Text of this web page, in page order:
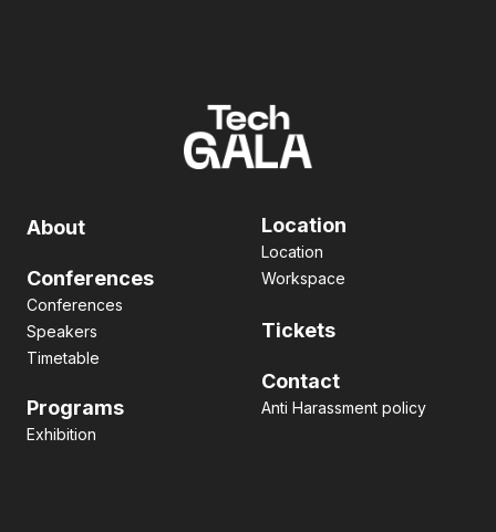
About
Conferences
Conferences
Speakers
Timetable
Programs
Exhibition
Location
Location
Workspace
Tickets
Contact
Anti Harassment policy